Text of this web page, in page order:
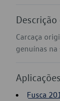
Carcaça
genuínas
Aplicações
Fusca